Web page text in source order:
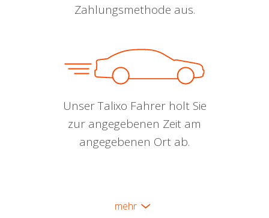
Zahlungsmethode aus.
Unser Talixo Fahrer holt Sie
zur angegebenen Zeit am
angegebenen Ort ab.
mehr